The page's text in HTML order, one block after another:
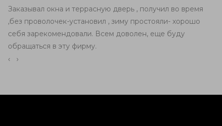
Заказывал окна и террасную дверь , получил во время
,без проволочек-установил , зиму простояли- хорошо
себя зарекомендовали. Всем доволен, еще буду
обращаться в эту фирму.
‹ ›